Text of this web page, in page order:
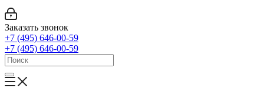
Заказать звонок
+7 (495) 646-00-59
+7 (495) 646-00-59